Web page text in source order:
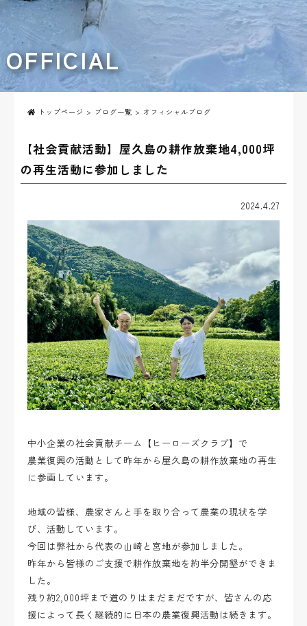
OFFICIAL
トップページ > ブログ一覧 > オフィシャルブログ
【社会貢献活動】屋久島の耕作放棄地4,000坪
の再生活動に参加しました
2024.4.27
中小企業の社会貢献チーム【ヒーローズクラブ】で
農業復興の活動として昨年から屋久島の耕作放棄地の再生
に参画しています。
地域の皆様、農家さんと手を取り合って農業の現状を学
び、活動しています。
今回は弊社から代表の山崎と宮地が参加しました。
昨年から皆様のご支援で耕作放棄地を約半分開墾ができま
した。
残り約2,000坪まで道のりはまだまだですが、皆さんの応
援によって長く継続的に日本の農業復興活動は続きます。